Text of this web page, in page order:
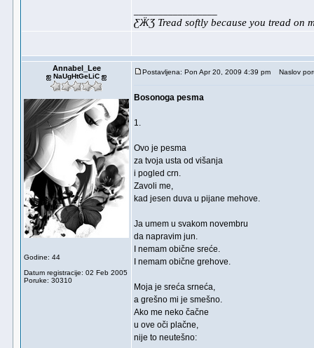
ƸӜƷ Tread softly because you tread on
Annabel_Lee
ஐ NaUgHtGeLiC ஐ
Godine: 44
Datum registracije: 02 Feb 2005
Poruke: 30310
Postavljena: Pon Apr 20, 2009 4:39 pm Naslov
Bosonoga pesma
1.
Ovo je pesma
za tvoja usta od višanja
i pogled crn.
Zavoli me,
kad jesen duva u pijane mehove.
Ja umem u svakom novembru
da napravim jun.
I nemam obične sreće.
I nemam obične grehove.
Moja je sreća srneća,
a grešno mi je smešno.
Ako me neko čačne
u ove oči plačne,
nije to neutešno: